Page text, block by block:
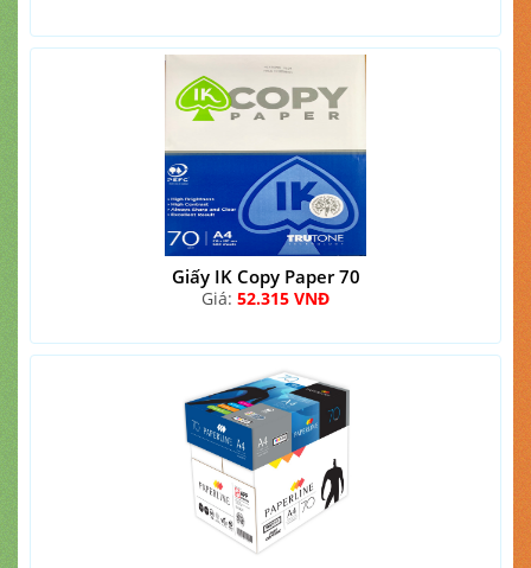
Giấy IK Copy Paper 70
Giá: 52.315 VNĐ